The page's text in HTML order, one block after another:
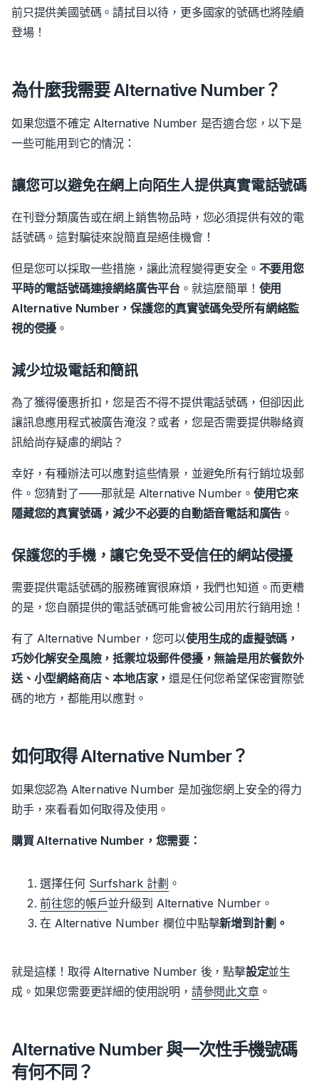
前只提供美國號碼。請拭目以待，更多國家的號碼也將陸續
登場！
為什麼我需要 Alternative Number？
如果您還不確定 Alternative Number 是否適合您，以下是
一些可能用到它的情況：
讓您可以避免在網上向陌生人提供真實電話號碼
在刊登分類廣告或在網上銷售物品時，您必須提供有效的電
話號碼。這對騙徒來說簡直是絕佳機會！
但是您可以採取一些措施，讓此流程變得更安全。 不要用您
平時的電話號碼連接網絡廣告平台 。 就這麼簡單！ 使用
Alternative Number，保護您的真實號碼免受所有網絡監
視的侵擾 。
減少垃圾電話和簡訊
為了獲得優惠折扣，您是否不得不提供電話號碼，但卻因此
讓訊息應用程式被廣告淹沒？或者，您是否需要提供聯絡資
訊給尚存疑慮的網站？
幸好，有種辦法可以應對這些情景，並避免所有行銷垃圾郵
件。您猜對了——那就是 Alternative Number。 使用它來
隱藏您的真實號碼，減少不必要的自動語音電話和廣告 。
保護您的手機，讓它免受不受信任的網站侵擾
需要提供電話號碼的服務確實很麻煩，我們也知道。而更糟
的是，您自願提供的電話號碼可能會被公司用於行銷用途！
有了 Alternative Number，您可以使用生成的虛擬號碼，
巧妙化解安全風險，抵禦垃圾郵件侵擾，無論是用於餐飲外
送、小型網絡商店、本地店家，還是任何您希望保密實際號
碼的地方，都能用以應對。
如何取得 Alternative Number？
如果您認為 Alternative Number 是加強您網上安全的得力
助手， 來看看如何取得及使用。
購買 Alternative Number，您需要：
選擇任何 Surfshark 計劃 。
前往您的帳戶並升級到 Alternative Number。
在 Alternative Number 欄位中點擊新增到計劃。
就是這樣！ 取得 Alternative Number 後，點擊設定並生
成。 如果您需要更詳細的使用說明， 請參閱此文章。
Alternative Number 與一次性手機號碼
有何不同？